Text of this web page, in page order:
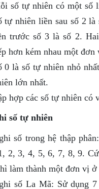
số tự nhiên có một số
tự nhiên liền sau số 2
trước số 3 là số 2.
hơn kém nhau một đơn
0 là số tự nhiên nhỏ
lớn nhất.
hợp các số tự nhiên có
số tự nhiên
số trong hệ thập
2, 3, 4, 5, 6, 7, 8, 9.
làm thành một đơn vị
số La Mã: Sử dụng